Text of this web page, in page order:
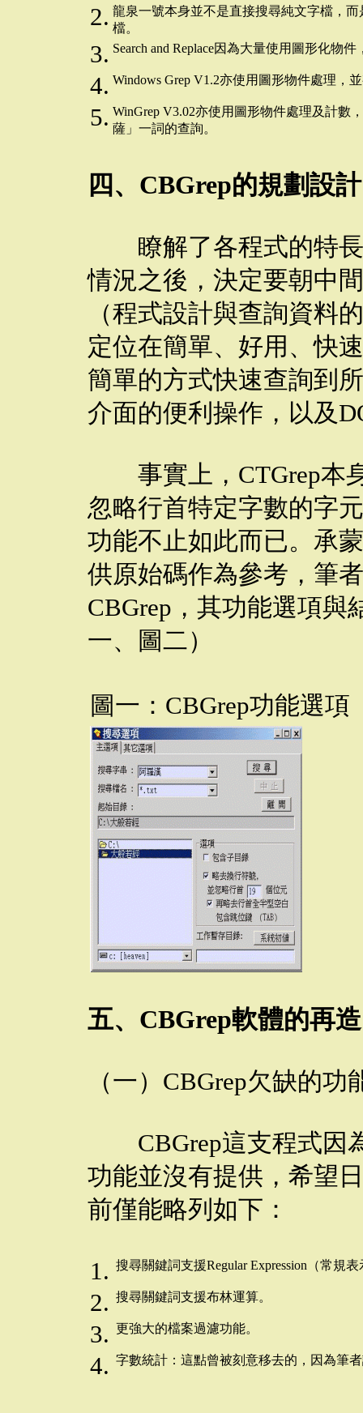
2. 龍泉一號本身並不是直接搜尋純文字檔，
檔。
3. Search and Replace因為大量使用圖形化物
4. Windows Grep V1.2亦使用圖形物件處理，
5. WinGrep V3.02亦使用圖形物件處理及計數
薩」一詞的查詢。
四、CBGrep的規劃設計
瞭解了各程式的特長
情況之後，決定要朝中
（程式設計與查詢資料
定位在簡單、好用、快
簡單的方式快速查詢到
介面的便利操作，以及
事實上，CTGrep本
忽略行首特定字數的字
功能不止如此而已。承
供原始碼作為參考，筆
CBGrep，其功能選項與
一、圖二）
圖一：CBGrep功能選項
五、CBGrep軟體的再造
（一）CBGrep欠缺的功
CBGrep這支程式因
功能並沒有提供，希望
前僅能略列如下：
1. 搜尋關鍵詞支援Regular Expression（常規
2. 搜尋關鍵詞支援布林運算。
3. 更強大的檔案過濾功能。
4. 字數統計：這點曾被刻意移去的，因為筆